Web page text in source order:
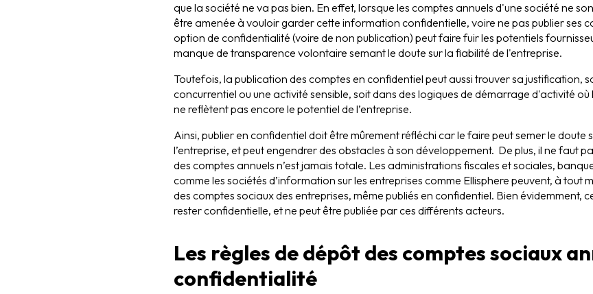
que la société ne va pas bien. En effet, lorsque les comptes annuels d'une société ne
être amenée à vouloir garder cette information confidentielle, voire ne pas publier ses
option de confidentialité (voire de non publication) peut faire fuir les potentiels
manque de transparence volontaire semant le doute sur la fiabilité de l'entreprise.
Toutefois, la publication des comptes en confidentiel peut aussi trouver sa justification,
concurrentiel ou une activité sensible, soit dans des logiques de démarrage d'activité où
ne reflètent pas encore le potentiel de l’entreprise.
Ainsi, publier en confidentiel doit être mûrement réfléchi car le faire peut semer le doute
l’entreprise, et peut engendrer des obstacles à son développement. De plus, il ne faut
des comptes annuels n’est jamais totale. Les administrations fiscales et sociales,
comme les sociétés d’information sur les entreprises comme Ellisphere peuvent, à tout
des comptes sociaux des entreprises, même publiés en confidentiel. Bien évidemment,
rester confidentielle, et ne peut être publiée par ces différents acteurs.
Les règles de dépôt des comptes sociaux
confidentialité